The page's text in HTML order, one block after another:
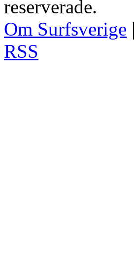
reserverade.
Om Surfsverige |
RSS